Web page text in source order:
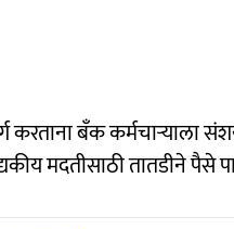
बँक कर्मचाऱ्याला
मदतीसाठी तातडीने